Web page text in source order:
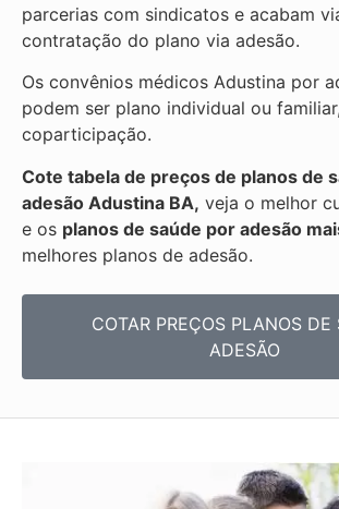
parcerias com sindicatos e acabam
contratação do plano via adesão.
Os convênios médicos Adustina por
podem ser plano individual ou
coparticipação.
Cote tabela de preços de planos de
adesão Adustina BA, veja o melhor
e os planos de saúde por adesão
melhores planos de adesão.
COTAR PREÇOS PLANOS DE
ADESÃO